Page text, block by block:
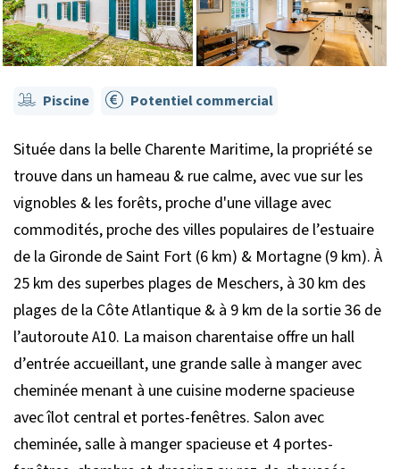
Piscine Potentiel commercial
Située dans la belle Charente Maritime, la propriété se
trouve dans un hameau & rue calme, avec vue sur les
vignobles & les forêts, proche d'une village avec
commodités, proche des villes populaires de l’estuaire
de la Gironde de Saint Fort (6 km) & Mortagne (9 km). À
25 km des superbes plages de Meschers, à 30 km des
plages de la Côte Atlantique & à 9 km de la sortie 36 de
l’autoroute A10. La maison charentaise offre un hall
d’entrée accueillant, une grande salle à manger avec
cheminée menant à une cuisine moderne spacieuse
avec îlot central et portes-fenêtres. Salon avec
cheminée, salle à manger spacieuse et 4 portes-